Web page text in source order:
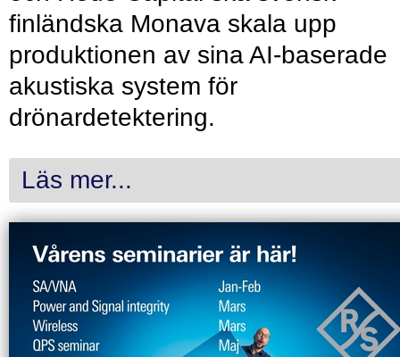
finländska Monava skala upp
produktionen av sina AI-baserade
akustiska system för
drönardetektering.
Läs mer...